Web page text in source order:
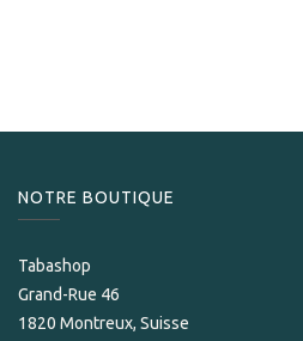
NOTRE BOUTIQUE
Tabashop
Grand-Rue 46
1820 Montreux, Suisse